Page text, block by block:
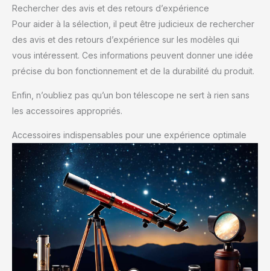
Rechercher des avis et des retours d’expérience
Pour aider à la sélection, il peut être judicieux de rechercher
des avis et des retours d’expérience sur les modèles qui
vous intéressent. Ces informations peuvent donner une idée
précise du bon fonctionnement et de la durabilité du produit.
Enfin, n’oubliez pas qu’un bon télescope ne sert à rien sans
les accessoires appropriés.
Accessoires indispensables pour une expérience optimale